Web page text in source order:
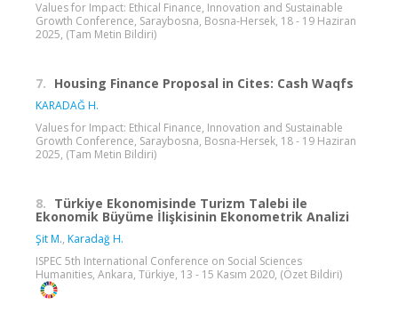
Values for Impact: Ethical Finance, Innovation and Sustainable
Growth Conference, Saraybosna, Bosna-Hersek, 18 - 19 Haziran
2025, (Tam Metin Bildiri)
7. Housing Finance Proposal in Cites: Cash Waqfs
KARADAĞ H.
Values for Impact: Ethical Finance, Innovation and Sustainable
Growth Conference, Saraybosna, Bosna-Hersek, 18 - 19 Haziran
2025, (Tam Metin Bildiri)
8. Türkiye Ekonomisinde Turizm Talebi ile
Ekonomik Büyüme İlişkisinin Ekonometrik Analizi
Şit M., Karadağ H.
ISPEC 5th International Conference on Social Sciences
Humanities, Ankara, Türkiye, 13 - 15 Kasım 2020, (Özet Bildiri)